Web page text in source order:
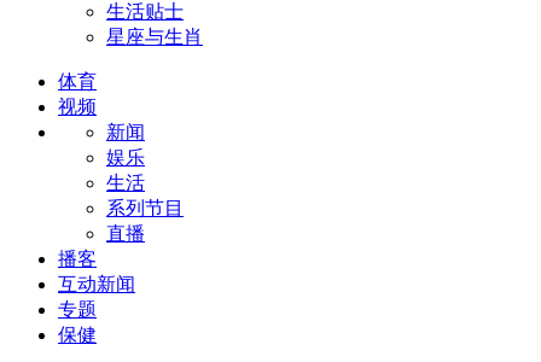
生活贴士
星座与生肖
体育
视频
新闻
娱乐
生活
系列节目
直播
播客
互动新闻
专题
保健